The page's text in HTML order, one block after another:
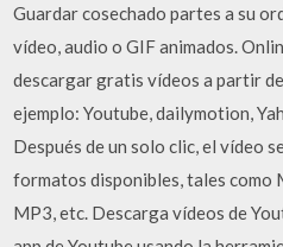
Guardar cosechado partes a su
vídeo, audio o GIF animados.
descargar gratis vídeos a partir
ejemplo: Youtube, dailymotion,
Después de un solo clic, el vídeo
formatos disponibles, tales como
MP3, etc. Descarga vídeos de